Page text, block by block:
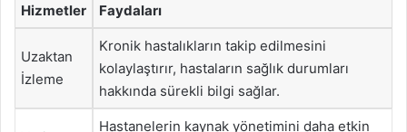
Hizmetler Faydaları
Uzaktan
İzleme
Kronik hastalıkların takip edilmesini
kolaylaştırır, hastaların sağlık durumları
hakkında sürekli bilgi sağlar.
Hastanelerin kaynak yönetimini daha etkin